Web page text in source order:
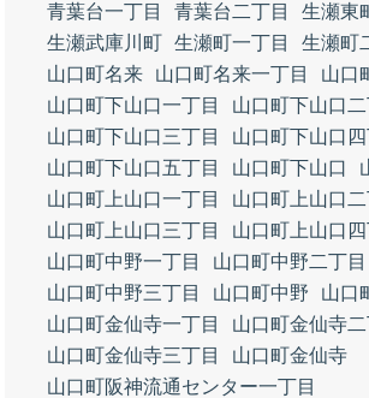
青葉台一丁目
青葉台二丁目
生瀬東
生瀬武庫川町 生瀬町一丁目
生瀬町
山口町名来
山口町名来一丁目
山口
山口町下山口一丁目
山口町下山口二
山口町下山口三丁目
山口町下山口四
山口町下山口五丁目
山口町下山口
山口町上山口一丁目
山口町上山口二
山口町上山口三丁目
山口町上山口四
山口町中野一丁目
山口町中野二丁目
山口町中野三丁目
山口町中野
山口
山口町金仙寺一丁目
山口町金仙寺二
山口町金仙寺三丁目
山口町金仙寺
山口町阪神流通センター一丁目